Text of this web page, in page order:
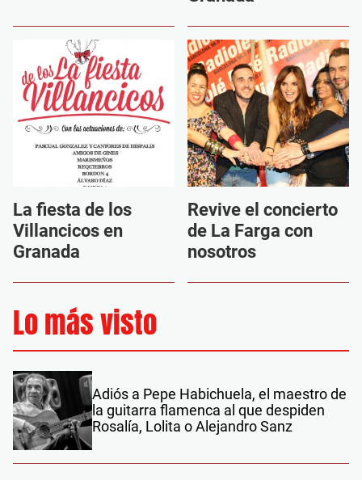
La fiesta de los
Villancicos en
Granada
Revive el concierto
de La Farga con
nosotros
Lo más visto
Adiós a Pepe Habichuela, el maestro de
la guitarra flamenca al que despiden
Rosalía, Lolita o Alejandro Sanz